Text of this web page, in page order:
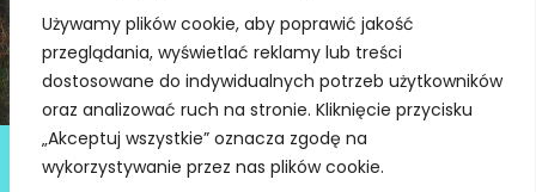
Używamy plików cookie, aby poprawić jakość
przeglądania, wyświetlać reklamy lub treści
dostosowane do indywidualnych potrzeb użytkowników
oraz analizować ruch na stronie. Kliknięcie przycisku
„Akceptuj wszystkie” oznacza zgodę na
wykorzystywanie przez nas plików cookie.
KONTAKT
Deklaracja dostępności